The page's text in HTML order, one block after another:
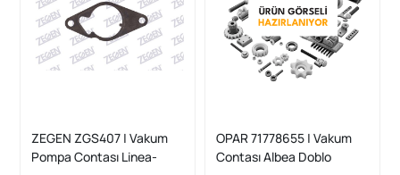
ZEGEN ZGS407 | Vakum
Pompa Contası Linea-
OPAR 71778655 | Vakum
Contası Albea Doblo